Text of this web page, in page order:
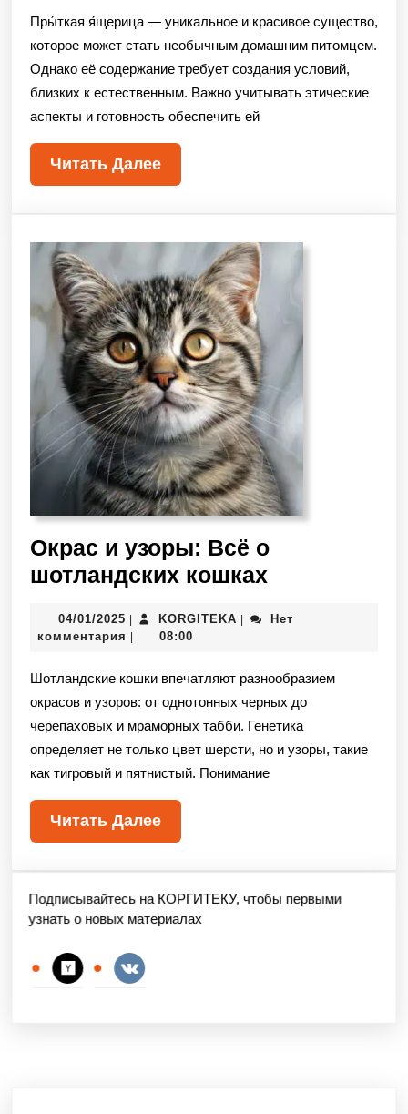
Пры́ткая я́щерица — уникальное и красивое существо,
которое может стать необычным домашним питомцем.
Однако её содержание требует создания условий,
близких к естественным. Важно учитывать этические
аспекты и готовность обеспечить ей
Читать Далее
Окрас и узоры: Всё о
шотландских кошках
04/01/2025 | KORGITEKA |
Нет
комментария | 08:00
Шотландские кошки впечатляют разнообразием
окрасов и узоров: от однотонных черных до
черепаховых и мраморных табби. Генетика
определяет не только цвет шерсти, но и узоры, такие
как тигровый и пятнистый. Понимание
Читать Далее
Подписывайтесь на КОРГИТЕКУ, чтобы первыми
узнать о новых материалах